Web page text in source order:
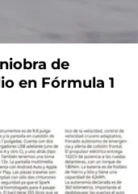
de
en Fórmula 1